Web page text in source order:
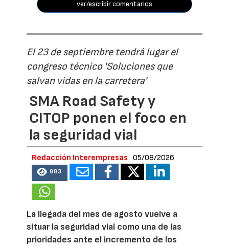
ver/escribir comentarios
El 23 de septiembre tendrá lugar el
congreso técnico 'Soluciones que
salvan vidas en la carretera'
SMA Road Safety y
CITOP ponen el foco en
la seguridad vial
Redacción Interempresas 05/08/2026
883
La llegada del mes de agosto vuelve a
situar la seguridad vial como una de las
prioridades ante el incremento de los